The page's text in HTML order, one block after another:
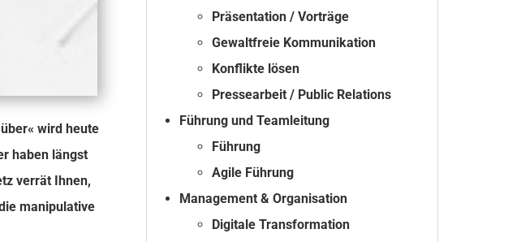
wird heute
haben längst
verrät Ihnen,
manipulative
Präsentation / Vorträge
Gewaltfreie Kommunikation
Konflikte lösen
Pressearbeit / Public Relations
Führung und Teamleitung
Führung
Agile Führung
Management & Organisation
Digitale Transformation